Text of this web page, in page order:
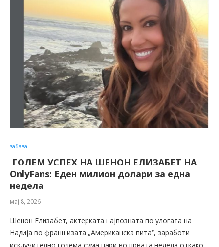
забава
ГОЛЕМ УСПЕХ НА ШЕНОН ЕЛИЗАБЕТ НА
OnlyFans: Еден милион долари за една
недела
мај 8, 2026
Шенон Елизабет, актерката најпозната по улогата на
Надија во франшизата „Американска пита“, заработи
исклучително голема сума пари во првата недела откако